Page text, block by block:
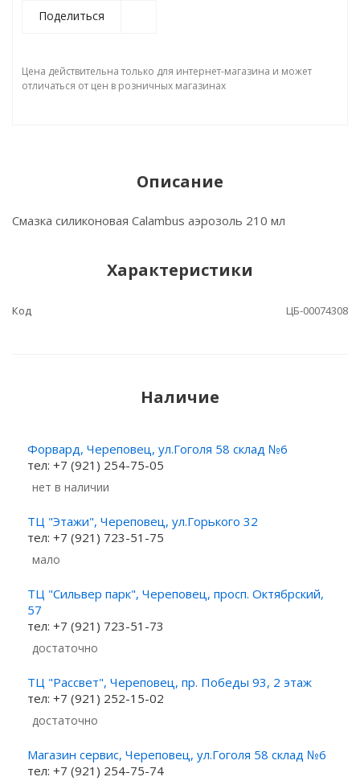
Поделиться
Цена действительна только для интернет-магазина и может
отличаться от цен в розничных магазинах
Описание
Смазка силиконовая Calambus аэрозоль 210 мл
Характеристики
Код ЦБ-00074308
Наличие
Форвард, Череповец, ул.Гоголя 58 склад №6
тел: +7 (921) 254-75-05
Нет в наличии
ТЦ "Этажи", Череповец, ул.Горького 32
тел: +7 (921) 723-51-75
Мало
ТЦ "Сильвер парк", Череповец, просп. Октябрский,
57
тел: +7 (921) 723-51-73
Достаточно
ТЦ "Рассвет", Череповец, пр. Победы 93, 2 этаж
тел: +7 (921) 252-15-02
Достаточно
Магазин сервис, Череповец, ул.Гоголя 58 склад №6
тел: +7 (921) 254-75-74